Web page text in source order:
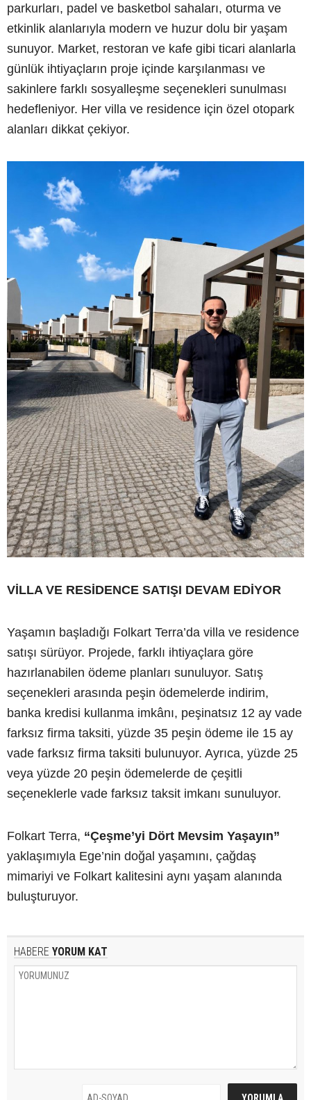
parkurları, padel ve basketbol sahaları, oturma ve
etkinlik alanlarıyla modern ve huzur dolu bir yaşam
sunuyor. Market, restoran ve kafe gibi ticari alanlarla
günlük ihtiyaçların proje içinde karşılanması ve
sakinlere farklı sosyalleşme seçenekleri sunulması
hedefleniyor. Her villa ve residence için özel otopark
alanları dikkat çekiyor.
VİLLA VE RESİDENCE SATIŞI DEVAM EDİYOR
Yaşamın başladığı Folkart Terra’da villa ve residence
satışı sürüyor. Projede, farklı ihtiyaçlara göre
hazırlanabilen ödeme planları sunuluyor. Satış
seçenekleri arasında peşin ödemelerde indirim,
banka kredisi kullanma imkânı, peşinatsız 12 ay vade
farksız firma taksiti, yüzde 35 peşin ödeme ile 15 ay
vade farksız firma taksiti bulunuyor. Ayrıca, yüzde 25
veya yüzde 20 peşin ödemelerde de çeşitli
seçeneklerle vade farksız taksit imkanı sunuluyor.
Folkart Terra, “Çeşme’yi Dört Mevsim Yaşayın”
yaklaşımıyla Ege’nin doğal yaşamını, çağdaş
mimariyi ve Folkart kalitesini aynı yaşam alanında
buluşturuyor.
HABERE YORUM KAT